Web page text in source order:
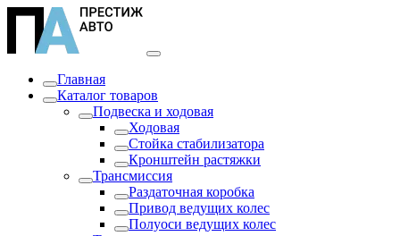
Главная
Каталог товаров
Подвеска и ходовая
Ходовая
Стойка стабилизатора
Кронштейн растяжки
Трансмиссия
Раздаточная коробка
Привод ведущих колес
Полуоси ведущих колес